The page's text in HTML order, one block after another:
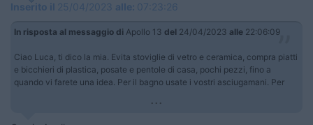
Inserito il 25/04/2023 alle: 07:23:26
In risposta al messaggio di Apollo 13 del 24/04/2023 alle 22:06:09
Ciao Luca, ti dico la mia. Evita stoviglie di vetro e ceramica, compra piatti
e bicchieri di plastica, posate e pentole di casa, pochi pezzi, fino a
quando vi farete una idea. Per il bagno usate i vostri asciugamani. Per
...